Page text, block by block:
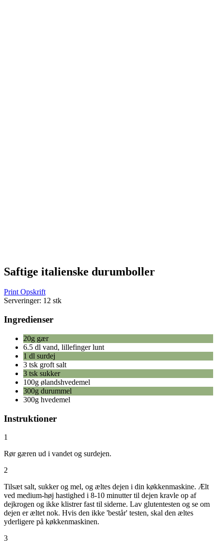
Saftige italienske durumboller
Print Opskrift
Serveringer: 12 stk
Ingredienser
20g gær
6.5 dl vand, lillefinger lunt
1 dl surdej
3 tsk groft salt
3 tsk sukker
100g ølandshvedemel
300g durummel
300g hvedemel
Instruktioner
1
Rør gæren ud i vandet og surdejen.
2
Tilsæt salt, sukker og mel, og æltes dejen i din køkkenmaskine. Ælt
ved medium-høj hastighed i 8-10 minutter til dejen kravle op af
dejkrogen og ikke klistrer fast til siderne. Lav glutentesten og se om
dejen er æltet nok. Hvis den ikke 'består' testen, skal den æltes
yderligere på køkkenmaskinen.
3